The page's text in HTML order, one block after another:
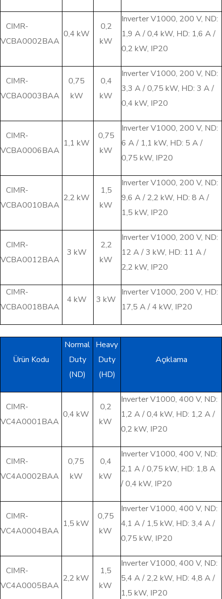
CIMR-
VCBA0002BAA
0,4 kW
0,2
kW
Inverter V1000, 200 V, ND:
1,9 A / 0,4 kW, HD: 1,6 A /
0,2 kW, IP20
CIMR-
VCBA0003BAA
0,75
kW
0,4
kW
Inverter V1000, 200 V, ND:
3,3 A / 0,75 kW, HD: 3 A /
0,4 kW, IP20
CIMR-
VCBA0006BAA
1,1 kW
0,75
kW
Inverter V1000, 200 V, ND:
6 A / 1,1 kW, HD: 5 A /
0,75 kW, IP20
CIMR-
VCBA0010BAA
2,2 kW
1,5
kW
Inverter V1000, 200 V, ND:
9,6 A / 2,2 kW, HD: 8 A /
1,5 kW, IP20
CIMR-
VCBA0012BAA
3 kW
2,2
kW
Inverter V1000, 200 V, ND:
12 A / 3 kW, HD: 11 A /
2,2 kW, IP20
CIMR-
VCBA0018BAA
4 kW 3 kW
Inverter V1000, 200 V, HD:
17,5 A / 4 kW, IP20
Ürün Kodu
Normal
Duty
(ND)
Heavy
Duty
(HD)
Açıklama
CIMR-
VC4A0001BAA
0,4 kW
0,2
kW
Inverter V1000, 400 V, ND:
1,2 A / 0,4 kW, HD: 1,2 A /
0,2 kW, IP20
CIMR-
VC4A0002BAA
0,75
kW
0,4
kW
Inverter V1000, 400 V, ND:
2,1 A / 0,75 kW, HD: 1,8 A
/ 0,4 kW, IP20
CIMR-
VC4A0004BAA
1,5 kW
0,75
kW
Inverter V1000, 400 V, ND:
4,1 A / 1,5 kW, HD: 3,4 A /
0,75 kW, IP20
CIMR-
VC4A0005BAA
2,2 kW
1,5
kW
Inverter V1000, 400 V, ND:
5,4 A / 2,2 kW, HD: 4,8 A /
1,5 kW, IP20